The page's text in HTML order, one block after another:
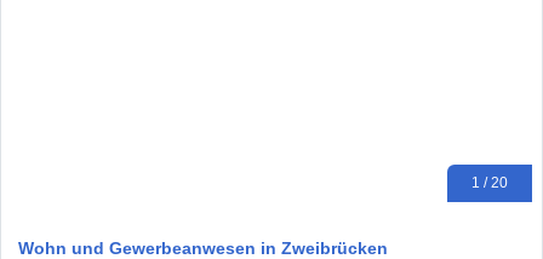
1 / 20
Wohn und Gewerbeanwesen in Zweibrücken